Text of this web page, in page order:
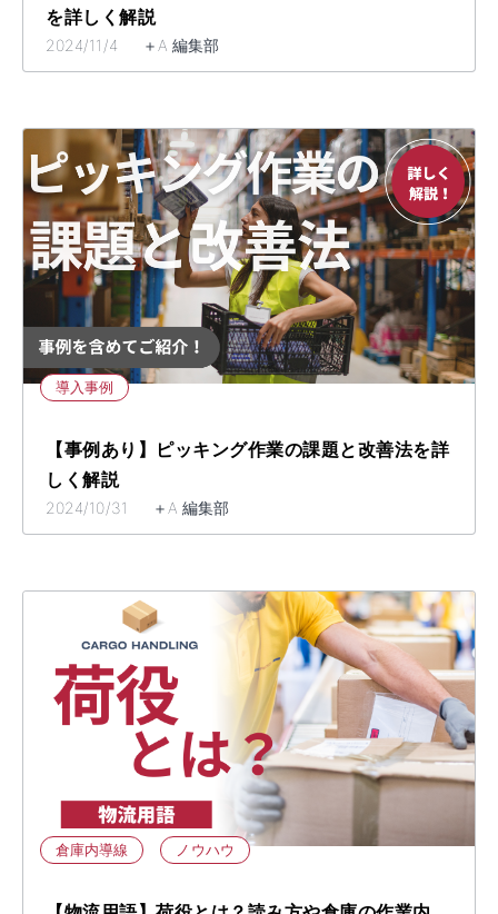
を詳しく解説
2024/11/4 ＋A 編集部
導入事例
【事例あり】ピッキング作業の課題と改善法を詳
しく解説
2024/10/31 ＋A 編集部
倉庫内導線 ノウハウ